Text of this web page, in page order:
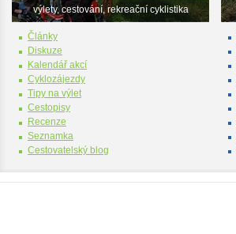
výlety, cestování, rekreační cyklistika
Články
Diskuze
Kalendář akcí
Cyklozájezdy
Tipy na výlet
Cestopisy
Recenze
Seznamka
Cestovatelský blog